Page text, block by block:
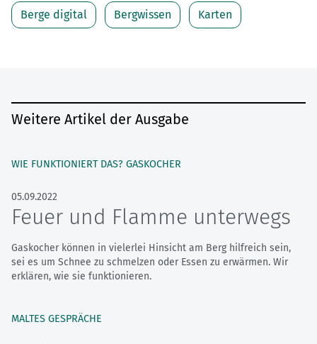
Berge digital Bergwissen Karten
Weitere Artikel der Ausgabe
WIE FUNKTIONIERT DAS? GASKOCHER
05.09.2022
Feuer und Flamme unterwegs
Gaskocher können in vielerlei Hinsicht am Berg hilfreich sein,
sei es um Schnee zu schmelzen oder Essen zu erwärmen. Wir
erklären, wie sie funktionieren.
MALTES GESPRÄCHE